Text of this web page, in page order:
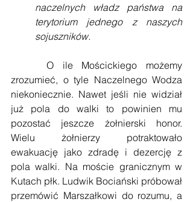
naczelnych władz państwa na
terytorium jednego z naszych
sojuszników.
O ile Mościckiego możemy
zrozumieć, o tyle Naczelnego Wodza
niekoniecznie. Nawet jeśli nie widział
już pola do walki to powinien mu
pozostać jeszcze żołnierski honor.
Wielu żołnierzy potraktowało
ewakuację jako zdradę i dezercję z
pola walki. Na moście granicznym w
Kutach płk. Ludwik Bociański próbował
przemówić Marszałkowi do rozumu, a